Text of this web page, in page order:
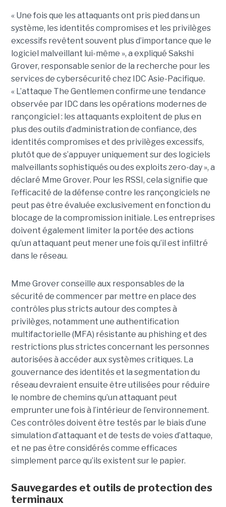
« Une fois que les attaquants ont pris pied dans un
système, les identités compromises et les privilèges
excessifs revêtent souvent plus d’importance que le
logiciel malveillant lui-même », a expliqué Sakshi
Grover, responsable senior de la recherche pour les
services de cybersécurité chez IDC Asie-Pacifique.
« L’attaque The Gentlemen confirme une tendance
observée par IDC dans les opérations modernes de
rançongiciel : les attaquants exploitent de plus en
plus des outils d’administration de confiance, des
identités compromises et des privilèges excessifs,
plutôt que de s’appuyer uniquement sur des logiciels
malveillants sophistiqués ou des exploits zero-day », a
déclaré Mme Grover. Pour les RSSI, cela signifie que
l’efficacité de la défense contre les rançongiciels ne
peut pas être évaluée exclusivement en fonction du
blocage de la compromission initiale. Les entreprises
doivent également limiter la portée des actions
qu’un attaquant peut mener une fois qu’il est infiltré
dans le réseau.
Mme Grover conseille aux responsables de la
sécurité de commencer par mettre en place des
contrôles plus stricts autour des comptes à
privilèges, notamment une authentification
multifactorielle (MFA) résistante au phishing et des
restrictions plus strictes concernant les personnes
autorisées à accéder aux systèmes critiques. La
gouvernance des identités et la segmentation du
réseau devraient ensuite être utilisées pour réduire
le nombre de chemins qu’un attaquant peut
emprunter une fois à l’intérieur de l’environnement.
Ces contrôles doivent être testés par le biais d’une
simulation d’attaquant et de tests de voies d’attaque,
et ne pas être considérés comme efficaces
simplement parce qu’ils existent sur le papier.
Sauvegardes et outils de protection des
terminaux